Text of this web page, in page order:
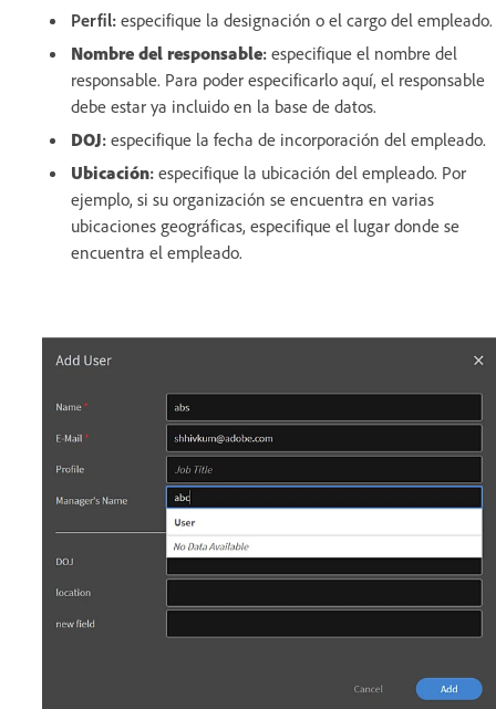
Perfil: especifique la designación o el cargo del empleado.
Nombre del responsable: especifique el nombre del
responsable. Para poder especificarlo aquí, el responsable
debe estar ya incluido en la base de datos.
DOJ: especifique la fecha de incorporación del empleado.
Ubicación: especifique la ubicación del empleado. Por
ejemplo, si su organización se encuentra en varias
ubicaciones geográficas, especifique el lugar donde se
encuentra el empleado.